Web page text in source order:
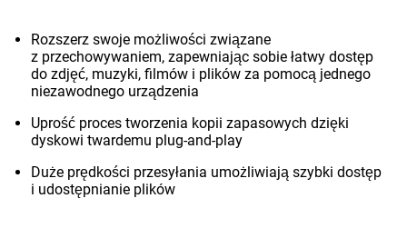
Rozszerz swoje możliwości związane
z przechowywaniem, zapewniając sobie łatwy dostęp
do zdjęć, muzyki, filmów i plików za pomocą jednego
niezawodnego urządzenia
Uprość proces tworzenia kopii zapasowych dzięki
dyskowi twardemu plug-and-play
Duże prędkości przesyłania umożliwiają szybki dostęp
i udostępnianie plików